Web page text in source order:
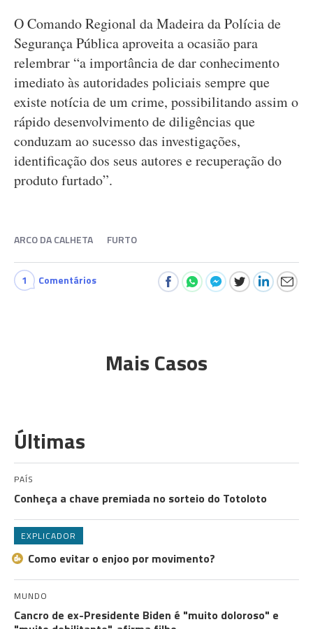
O Comando Regional da Madeira da Polícia de
Segurança Pública aproveita a ocasião para
relembrar “a importância de dar conhecimento
imediato às autoridades policiais sempre que
existe notícia de um crime, possibilitando assim o
rápido desenvolvimento de diligências que
conduzam ao sucesso das investigações,
identificação dos seus autores e recuperação do
produto furtado”.
ARCO DA CALHETA FURTO
1 Comentários
Mais Casos
Últimas
PAÍS
Conheça a chave premiada no sorteio do Totoloto
EXPLICADOR
Como evitar o enjoo por movimento?
MUNDO
Cancro de ex-Presidente Biden é "muito doloroso" e